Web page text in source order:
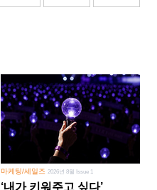
마케팅/세일즈 2026년 8월 Issue 1
‘내가 키워주고 싶다’